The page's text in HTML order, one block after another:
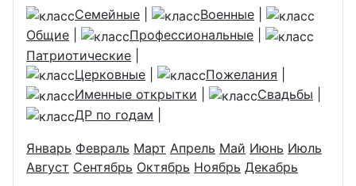
Семейные Военные
Общие
Профессиональные
Патриотические
Церковные
Пожелания
Именные открытки
Свадьбы
ДР по годам
Январь Февраль Март Апрель Май Июнь Июль
Август Сентябрь Октябрь Ноябрь Декабрь